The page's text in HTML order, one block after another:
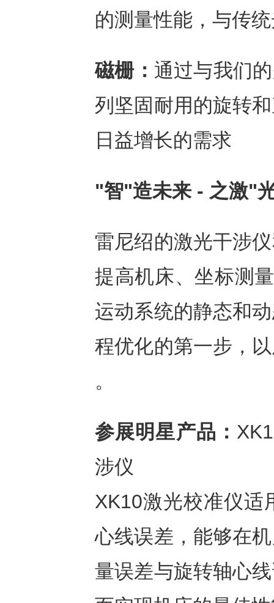
的测量性能，与传
磁栅： 通过与我们
列坚固耐用的旋转
日益增长的需求
"智"造未来 - 之激"
雷尼绍的激光干涉
提高机床、坐标测
运动系统的静态和
程优化的第一步，
。
参展明星产品：
涉仪
XK10激光校准仪适
心线误差，能够在
量误差与旋转轴心